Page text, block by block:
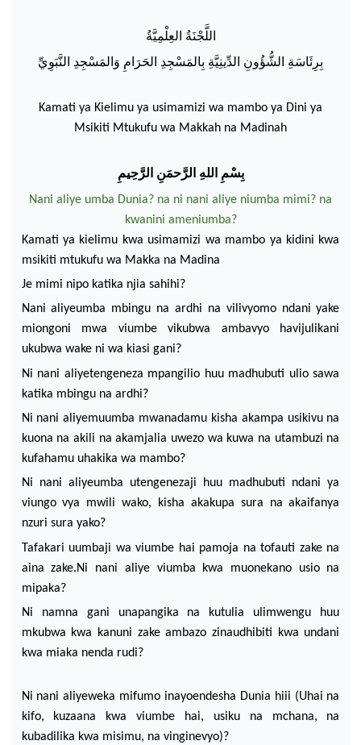
اللَّجْنَةُ العِلْمِيَّةُ
بِرِئَاسَةِ الشُّؤُونِ الدِّينِيَّةِ بِالمَسْجِدِ الحَرَامِ وَالمَسْجِدِ النَّبَوِيِّ
Kamati ya Kielimu ya usimamizi wa mambo ya Dini ya
Msikiti Mtukufu wa Makkah na Madinah
بسم الله الرحمن الرحيم
Nani aliye umba Dunia? na ni nani aliye niumba mimi? na
kwanini ameniumba?
Kamati ya kielimu kwa usimamizi wa mambo ya kidini kwa
msikiti mtukufu wa Makka na Madina
Je mimi nipo katika njia sahihi?
Nani aliyeumba mbingu na ardhi na vilivyomo ndani yake
miongoni mwa viumbe vikubwa ambavyo havijulikani
ukubwa wake ni wa kiasi gani?
Ni nani aliyetengeneza mpangilio huu madhubuti ulio sawa
katika mbingu na ardhi?
Ni nani aliyemuumba mwanadamu kisha akampa usikivu na
kuona na akili na akamjalia uwezo wa kuwa na utambuzi na
kufahamu uhakika wa mambo?
Ni nani aliyeumba utengenezaji huu madhubuti ndani ya
viungo vya mwili wako, kisha akakupa sura na akaifanya
nzuri sura yako?
Tafakari uumbaji wa viumbe hai pamoja na tofauti zake na
aina zake.Ni nani aliye viumba kwa muonekano usio na
mipaka?
Ni namna gani unapangika na kutulia ulimwengu huu
mkubwa kwa kanuni zake ambazo zinaudhibiti kwa undani
kwa miaka nenda rudi?
Ni nani aliyeweka mifumo inayoendesha Dunia hiii (Uhai na
kifo, kuzaana kwa viumbe hai, usiku na mchana, na
kubadilika kwa misimu, na vinginevyo)?